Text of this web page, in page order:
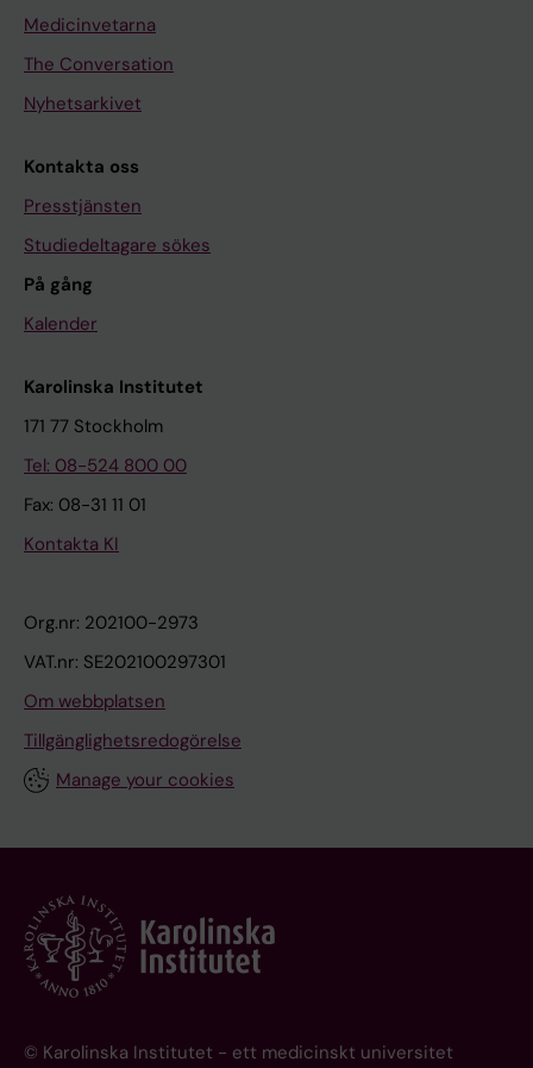
Medicinvetarna
The Conversation
Nyhetsarkivet
Kontakta oss
Presstjänsten
Studiedeltagare sökes
På gång
Kalender
Karolinska Institutet
171 77 Stockholm
Tel: 08-524 800 00
Fax: 08-31 11 01
Kontakta KI
Org.nr: 202100-2973
VAT.nr: SE202100297301
Om webbplatsen
Tillgänglighetsredogörelse
Manage your cookies
© Karolinska Institutet - ett medicinskt universitet